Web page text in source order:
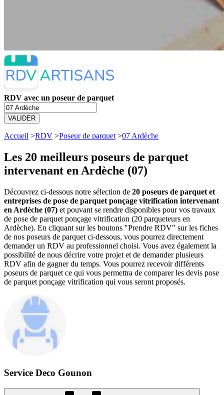
RDV avec un poseur de parquet
VALIDER
Accueil >RDV >Poseur de parquet >07 Ardèche
Les 20 meilleurs poseurs de parquet
intervenant en Ardèche (07)
Découvrez ci-dessous notre sélection de 20 poseurs de parquet et
entreprises de pose de parquet ponçage vitrification intervenant
en Ardèche (07) et pouvant se rendre disponibles pour vos travaux
de pose de parquet ponçage vitrification (20 parqueteurs en
Ardèche). En cliquant sur les boutons "Prendre RDV" sur les fiches
de nos poseurs de parquet ci-dessous, vous pourrez directement
demander un RDV au professionnel choisi. Vous avez également la
possibilité de nous décrire votre projet et de demander plusieurs
RDV afin de gagner du temps. Vous pourrez recevoir différents
poseurs de parquet ce qui vous permettra de comparer les devis pose
de parquet ponçage vitrification qui vous seront proposés.
Service Deco Gounon